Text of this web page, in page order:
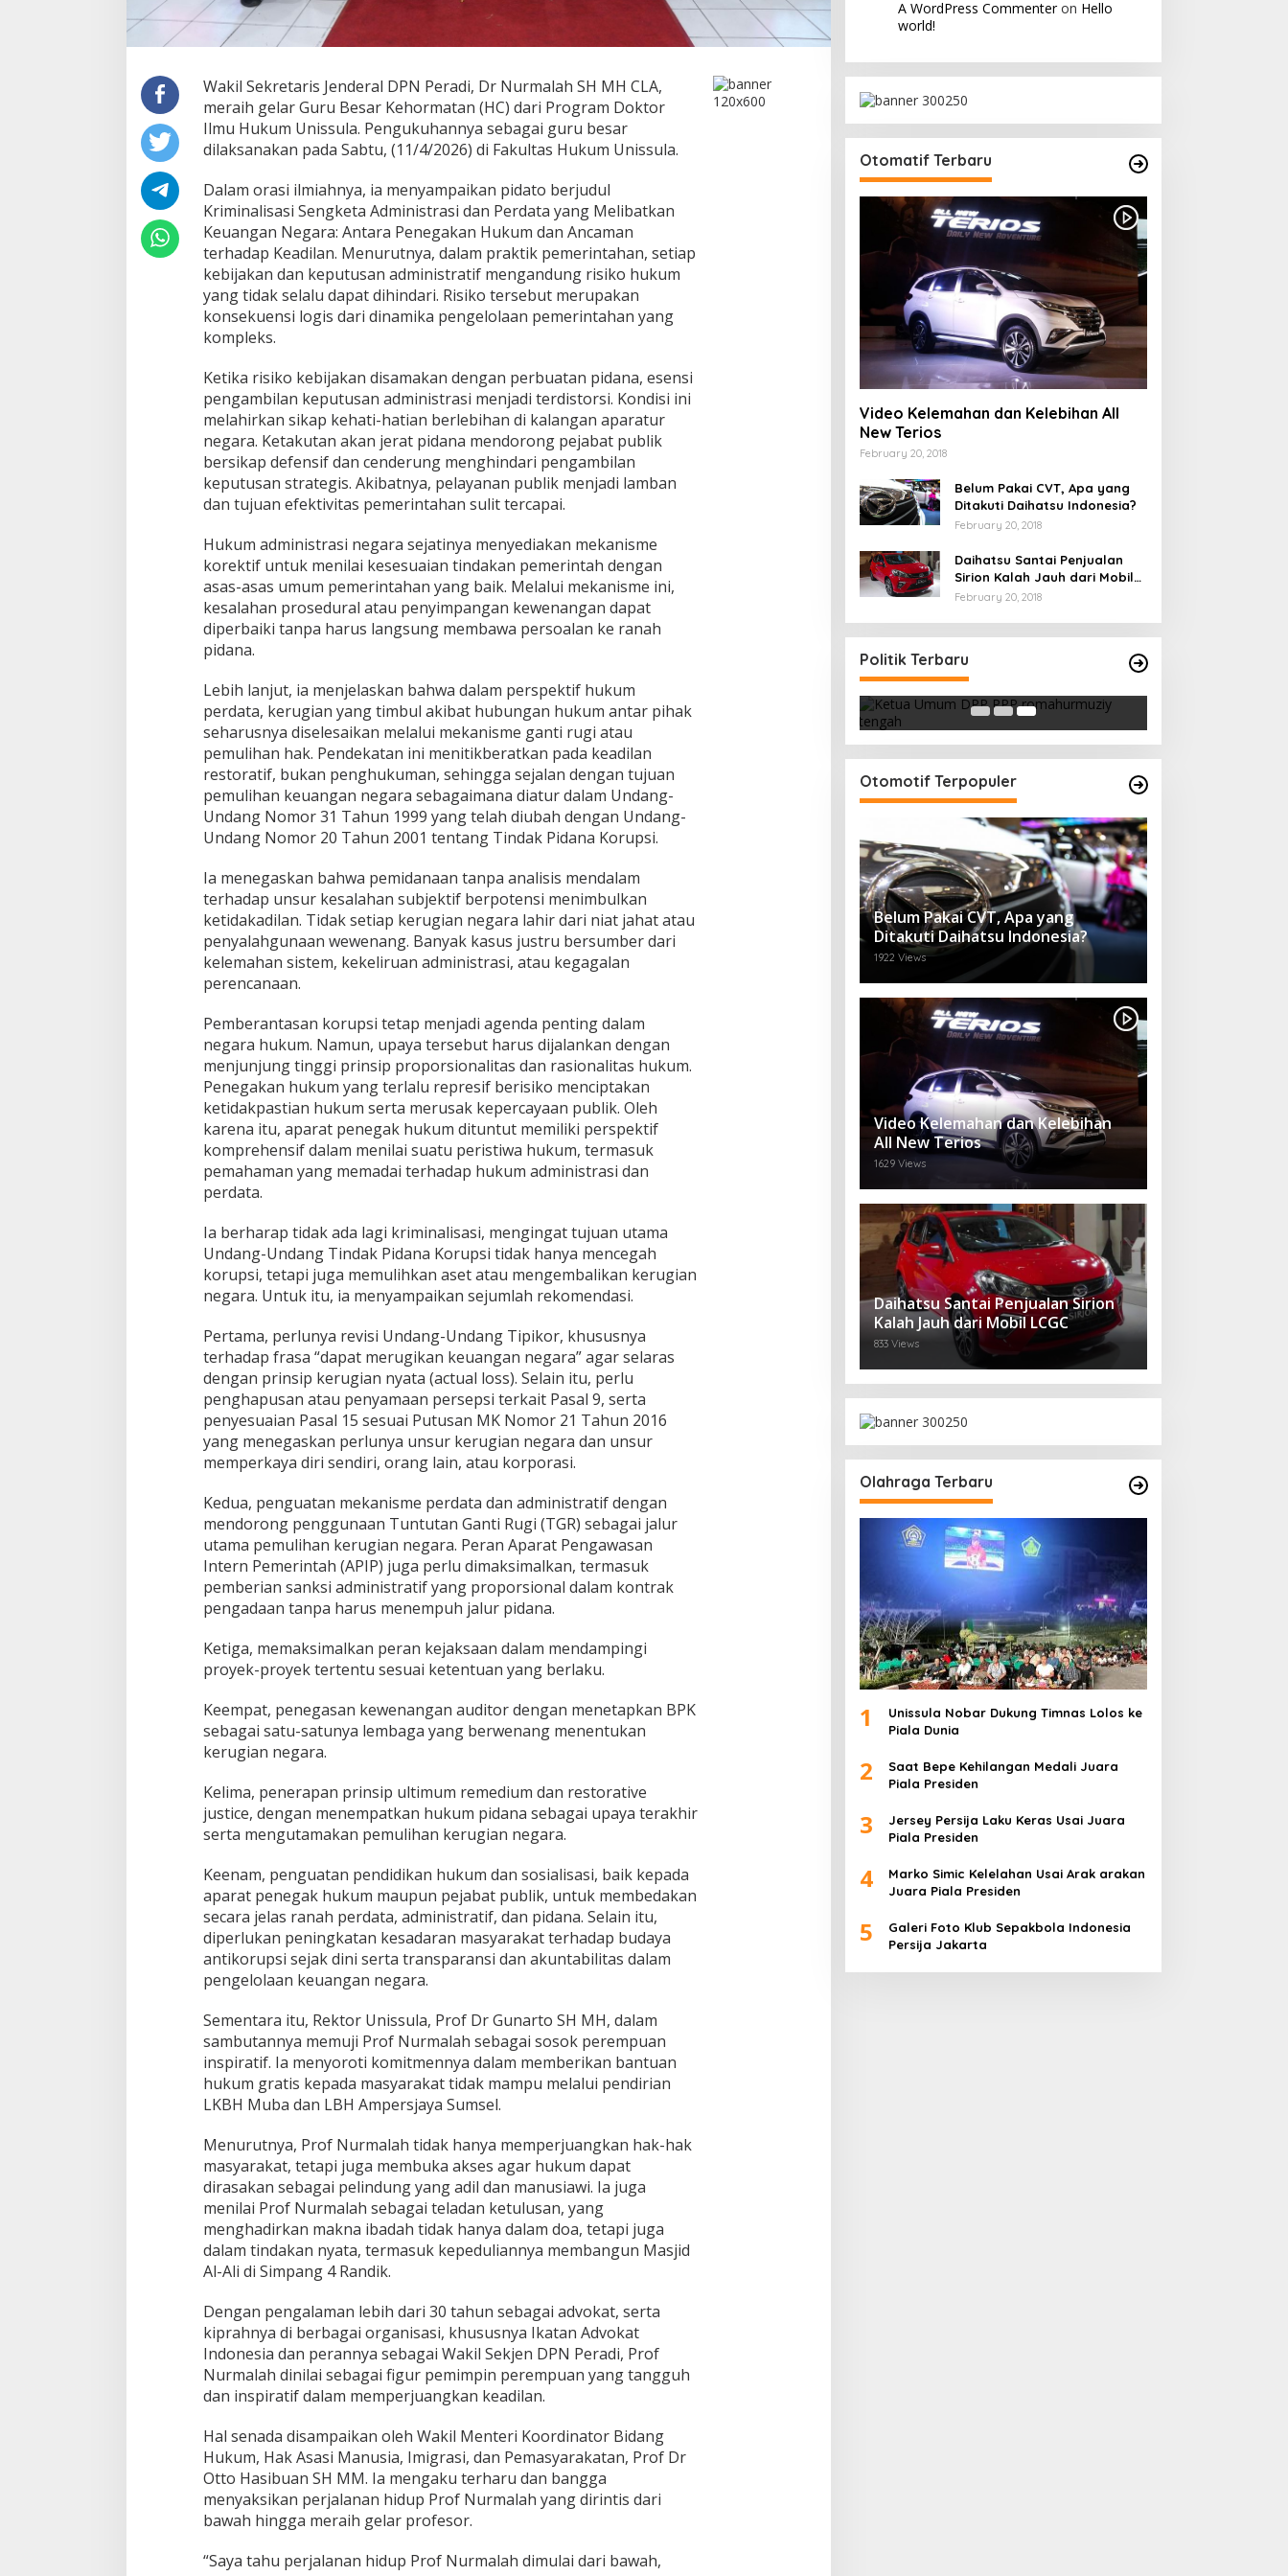
Wakil Sekretaris Jenderal DPN Peradi, Dr Nurmalah SH MH CLA,
meraih gelar Guru Besar Kehormatan (HC) dari Program Doktor
Ilmu Hukum Unissula. Pengukuhannya sebagai guru besar
dilaksanakan pada Sabtu, (11/4/2026) di Fakultas Hukum Unissula.
Dalam orasi ilmiahnya, ia menyampaikan pidato berjudul
Kriminalisasi Sengketa Administrasi dan Perdata yang Melibatkan
Keuangan Negara: Antara Penegakan Hukum dan Ancaman
terhadap Keadilan. Menurutnya, dalam praktik pemerintahan, setiap
kebijakan dan keputusan administratif mengandung risiko hukum
yang tidak selalu dapat dihindari. Risiko tersebut merupakan
konsekuensi logis dari dinamika pengelolaan pemerintahan yang
kompleks.
Ketika risiko kebijakan disamakan dengan perbuatan pidana, esensi
pengambilan keputusan administrasi menjadi terdistorsi. Kondisi ini
melahirkan sikap kehati-hatian berlebihan di kalangan aparatur
negara. Ketakutan akan jerat pidana mendorong pejabat publik
bersikap defensif dan cenderung menghindari pengambilan
keputusan strategis. Akibatnya, pelayanan publik menjadi lamban
dan tujuan efektivitas pemerintahan sulit tercapai.
Hukum administrasi negara sejatinya menyediakan mekanisme
korektif untuk menilai kesesuaian tindakan pemerintah dengan
asas-asas umum pemerintahan yang baik. Melalui mekanisme ini,
kesalahan prosedural atau penyimpangan kewenangan dapat
diperbaiki tanpa harus langsung membawa persoalan ke ranah
pidana.
Lebih lanjut, ia menjelaskan bahwa dalam perspektif hukum
perdata, kerugian yang timbul akibat hubungan hukum antar pihak
seharusnya diselesaikan melalui mekanisme ganti rugi atau
pemulihan hak. Pendekatan ini menitikberatkan pada keadilan
restoratif, bukan penghukuman, sehingga sejalan dengan tujuan
pemulihan keuangan negara sebagaimana diatur dalam Undang-
Undang Nomor 31 Tahun 1999 yang telah diubah dengan Undang-
Undang Nomor 20 Tahun 2001 tentang Tindak Pidana Korupsi.
Ia menegaskan bahwa pemidanaan tanpa analisis mendalam
terhadap unsur kesalahan subjektif berpotensi menimbulkan
ketidakadilan. Tidak setiap kerugian negara lahir dari niat jahat atau
penyalahgunaan wewenang. Banyak kasus justru bersumber dari
kelemahan sistem, kekeliruan administrasi, atau kegagalan
perencanaan.
Pemberantasan korupsi tetap menjadi agenda penting dalam
negara hukum. Namun, upaya tersebut harus dijalankan dengan
menjunjung tinggi prinsip proporsionalitas dan rasionalitas hukum.
Penegakan hukum yang terlalu represif berisiko menciptakan
ketidakpastian hukum serta merusak kepercayaan publik. Oleh
karena itu, aparat penegak hukum dituntut memiliki perspektif
komprehensif dalam menilai suatu peristiwa hukum, termasuk
pemahaman yang memadai terhadap hukum administrasi dan
perdata.
Ia berharap tidak ada lagi kriminalisasi, mengingat tujuan utama
Undang-Undang Tindak Pidana Korupsi tidak hanya mencegah
korupsi, tetapi juga memulihkan aset atau mengembalikan kerugian
negara. Untuk itu, ia menyampaikan sejumlah rekomendasi.
Pertama, perlunya revisi Undang-Undang Tipikor, khususnya
terhadap frasa “dapat merugikan keuangan negara” agar selaras
dengan prinsip kerugian nyata (actual loss). Selain itu, perlu
penghapusan atau penyamaan persepsi terkait Pasal 9, serta
penyesuaian Pasal 15 sesuai Putusan MK Nomor 21 Tahun 2016
yang menegaskan perlunya unsur kerugian negara dan unsur
memperkaya diri sendiri, orang lain, atau korporasi.
Kedua, penguatan mekanisme perdata dan administratif dengan
mendorong penggunaan Tuntutan Ganti Rugi (TGR) sebagai jalur
utama pemulihan kerugian negara. Peran Aparat Pengawasan
Intern Pemerintah (APIP) juga perlu dimaksimalkan, termasuk
pemberian sanksi administratif yang proporsional dalam kontrak
pengadaan tanpa harus menempuh jalur pidana.
Ketiga, memaksimalkan peran kejaksaan dalam mendampingi
proyek-proyek tertentu sesuai ketentuan yang berlaku.
Keempat, penegasan kewenangan auditor dengan menetapkan BPK
sebagai satu-satunya lembaga yang berwenang menentukan
kerugian negara.
Kelima, penerapan prinsip ultimum remedium dan restorative
justice, dengan menempatkan hukum pidana sebagai upaya terakhir
serta mengutamakan pemulihan kerugian negara.
Keenam, penguatan pendidikan hukum dan sosialisasi, baik kepada
aparat penegak hukum maupun pejabat publik, untuk membedakan
secara jelas ranah perdata, administratif, dan pidana. Selain itu,
diperlukan peningkatan kesadaran masyarakat terhadap budaya
antikorupsi sejak dini serta transparansi dan akuntabilitas dalam
pengelolaan keuangan negara.
Sementara itu, Rektor Unissula, Prof Dr Gunarto SH MH, dalam
sambutannya memuji Prof Nurmalah sebagai sosok perempuan
inspiratif. Ia menyoroti komitmennya dalam memberikan bantuan
hukum gratis kepada masyarakat tidak mampu melalui pendirian
LKBH Muba dan LBH Ampersjaya Sumsel.
Menurutnya, Prof Nurmalah tidak hanya memperjuangkan hak-hak
masyarakat, tetapi juga membuka akses agar hukum dapat
dirasakan sebagai pelindung yang adil dan manusiawi. Ia juga
menilai Prof Nurmalah sebagai teladan ketulusan, yang
menghadirkan makna ibadah tidak hanya dalam doa, tetapi juga
dalam tindakan nyata, termasuk kepeduliannya membangun Masjid
Al-Ali di Simpang 4 Randik.
Dengan pengalaman lebih dari 30 tahun sebagai advokat, serta
kiprahnya di berbagai organisasi, khususnya Ikatan Advokat
Indonesia dan perannya sebagai Wakil Sekjen DPN Peradi, Prof
Nurmalah dinilai sebagai figur pemimpin perempuan yang tangguh
dan inspiratif dalam memperjuangkan keadilan.
Hal senada disampaikan oleh Wakil Menteri Koordinator Bidang
Hukum, Hak Asasi Manusia, Imigrasi, dan Pemasyarakatan, Prof Dr
Otto Hasibuan SH MM. Ia mengaku terharu dan bangga
menyaksikan perjalanan hidup Prof Nurmalah yang dirintis dari
bawah hingga meraih gelar profesor.
“Saya tahu perjalanan hidup Prof Nurmalah dimulai dari bawah,
A WordPress Commenteron Hello
world!
Otomatif Terbaru
Video Kelemahan dan Kelebihan All
New Terios
February 20, 2018
Belum Pakai CVT, Apa yang
Ditakuti Daihatsu Indonesia?
February 20, 2018
Daihatsu Santai Penjualan
Sirion Kalah Jauh dari Mobil
LCGC
February 20, 2018
Politik Terbaru
Jagatara Indonesia Siap
Mengawal Kepemimpinan Mas Dar
In Berita, Politik
Strategi PPP Menangkan Duet
Ganjar dan Gus Yasin
Otomotif Terpopuler
Belum Pakai CVT, Apa yang
Ditakuti Daihatsu Indonesia?
1922 Views
Video Kelemahan dan Kelebihan
All New Terios
1629 Views
Daihatsu Santai Penjualan Sirion
Kalah Jauh dari Mobil LCGC
833 Views
Olahraga Terbaru
1
Unissula Nobar Dukung Timnas Lolos ke
Piala Dunia
2
Saat Bepe Kehilangan Medali Juara
Piala Presiden
3
Jersey Persija Laku Keras Usai Juara
Piala Presiden
4
Marko Simic Kelelahan Usai Arak arakan
Juara Piala Presiden
5
Galeri Foto Klub Sepakbola Indonesia
Persija Jakarta